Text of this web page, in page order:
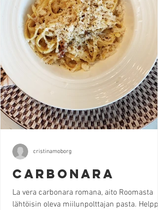
Carbonara
La vera carbonara romana, aito Roomasta
lähtöisin oleva miilunpolttajan pasta. Helppo
cristinamoborg